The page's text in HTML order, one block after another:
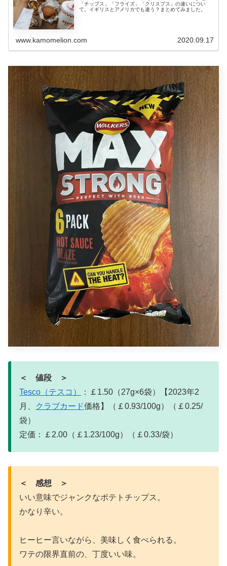
「チップス」「フライズ」「クリスプス」の違いについ
て。イギリスとアメリカでも違う？まとめてみました。
www.kamomelion.com 2020.09.17
＜ 値段 ＞
Tesco（テスコ）
：￡1.50（27g×6袋）【2023年2
月、
クラブカード価格】（￡0.93/100g）（￡0.25/
袋）
定価：￡2.00（￡1.23/100g）（￡0.33/袋）
＜ 感想 ＞
いい意味でジャンクなポテトチップス。
かなり辛い。
ヒーヒー言いながら、美味しく食べられる。
ワテの限界直前の、丁度いい味。